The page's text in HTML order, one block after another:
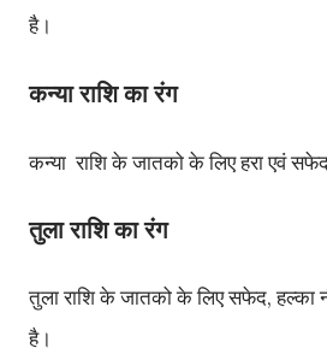
है।
कन्या राशिका रंग
कन्या राशिकेजातकोकेलिएहराएवं
तुलाराशिका रंग
तुलाराशिकेजातकोकेलिएसफेद,हल्का
है।